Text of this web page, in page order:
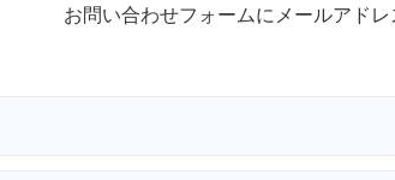
お問い合わせフォームにメールアド